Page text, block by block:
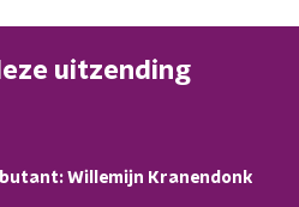
uitzending
Willemijn Kranendonk